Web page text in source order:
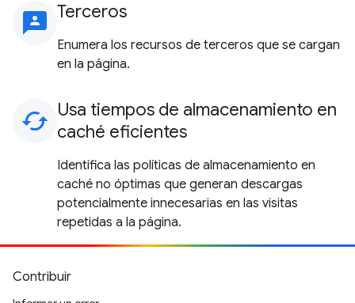
3p Terceros
Enumera los recursos de terceros que se cargan
en la página.
cached Usa tiempos de almacenamiento en
caché eficientes
Identifica las políticas de almacenamiento en
caché no óptimas que generan descargas
potencialmente innecesarias en las visitas
repetidas a la página.
Contribuir